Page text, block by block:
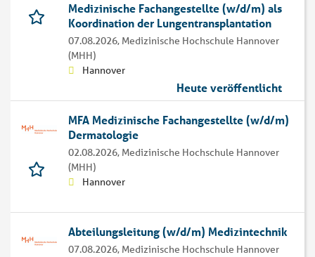
Medizinische Fachangestellte (w/d/m) als
Koordination der Lungentransplantation
07.08.2026, Medizinische Hochschule Hannover
(MHH)
Hannover
Heute veröffentlicht
MFA Medizinische Fachangestellte (w/d/m)
Dermatologie
02.08.2026, Medizinische Hochschule Hannover
(MHH)
Hannover
Abteilungsleitung (w/d/m) Medizintechnik
07.08.2026, Medizinische Hochschule Hannover